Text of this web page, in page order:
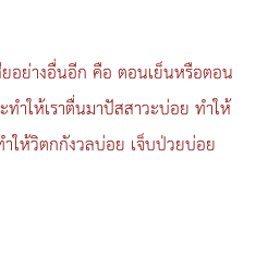
อย่างอื่นอีก คือ ตอนเย็นหรือตอน
ำให้เราตื่นมาปัสสาวะบ่อย ทำให้
ห้วิตกกังวลบ่อย เจ็บป่วยบ่อย